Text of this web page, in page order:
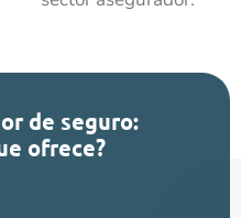
de seguro:
ofrece?